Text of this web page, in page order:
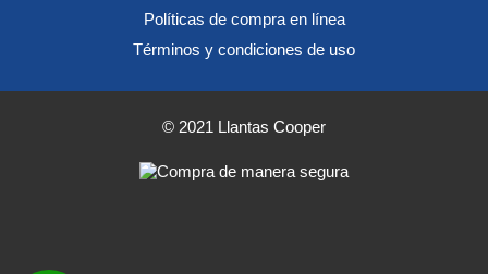
Políticas de compra en línea
Términos y condiciones de uso
© 2021 Llantas Cooper